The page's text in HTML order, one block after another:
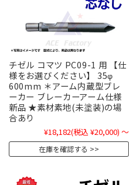
チゼル コマツ PC09-1 用 【仕
様をお選びください】 35φ
600mm ＊アーム内蔵型ブレ
ーカー ブレーカーアーム仕様
新品 ★素材素地(未塗装)の場
合あり
¥18,182(税込 ¥20,000) ～
在庫を確認する